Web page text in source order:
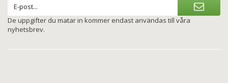
De uppgifter du matar in kommer endast användas till våra
nyhetsbrev.